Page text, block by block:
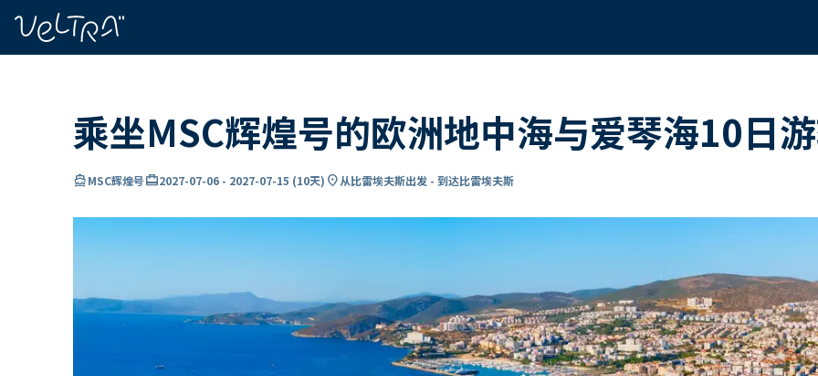
乘坐MSC辉煌号的欧洲地中海与爱琴海10日
directions_boatMSC辉煌号card_travel2027-07-06 - 2027-07-15 (10天) location_on从比雷埃夫斯出发 - 到达比雷埃夫斯